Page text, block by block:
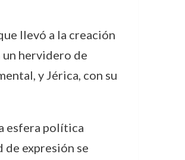
llevó a la creación
un hervidero de
y Jérica, con su
esfera política
expresión se